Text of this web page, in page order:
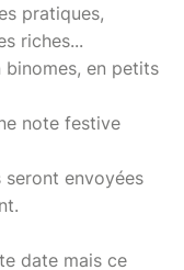
pratiques,
riches...
binomes, en petits
note festive
envoyées
date mais ce